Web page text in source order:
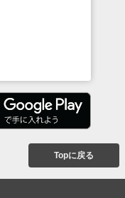
Topに戻る